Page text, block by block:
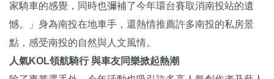
家騎車的感覺，同時也彌補了今年環台賽取消南投站的遺
憾。」身為南投在地車手，還熱情推薦許多南投的私房景
點，感受南投的自然與人文風情。
人氣KOL領航騎行 與車友同樂掀起熱潮